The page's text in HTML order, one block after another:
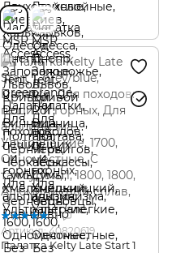
1
Артикул: 40820619
Палатка Kelty Late Start 1